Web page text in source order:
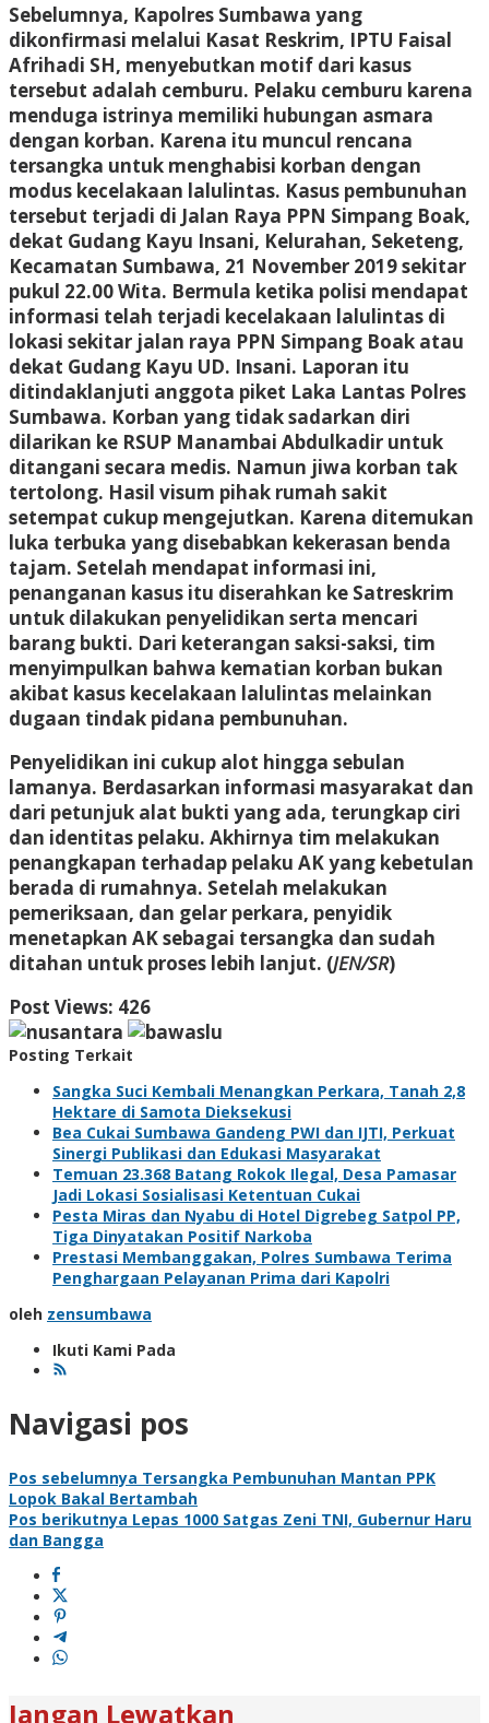
Sebelumnya, Kapolres Sumbawa yang
dikonfirmasi melalui Kasat Reskrim, IPTU Faisal
Afrihadi SH, menyebutkan motif dari kasus
tersebut adalah cemburu. Pelaku cemburu karena
menduga istrinya memiliki hubungan asmara
dengan korban. Karena itu muncul rencana
tersangka untuk menghabisi korban dengan
modus kecelakaan lalulintas. Kasus pembunuhan
tersebut terjadi di Jalan Raya PPN Simpang Boak,
dekat Gudang Kayu Insani, Kelurahan, Seketeng,
Kecamatan Sumbawa, 21 November 2019 sekitar
pukul 22.00 Wita. Bermula ketika polisi mendapat
informasi telah terjadi kecelakaan lalulintas di
lokasi sekitar jalan raya PPN Simpang Boak atau
dekat Gudang Kayu UD. Insani. Laporan itu
ditindaklanjuti anggota piket Laka Lantas Polres
Sumbawa. Korban yang tidak sadarkan diri
dilarikan ke RSUP Manambai Abdulkadir untuk
ditangani secara medis. Namun jiwa korban tak
tertolong. Hasil visum pihak rumah sakit
setempat cukup mengejutkan. Karena ditemukan
luka terbuka yang disebabkan kekerasan benda
tajam. Setelah mendapat informasi ini,
penanganan kasus itu diserahkan ke Satreskrim
untuk dilakukan penyelidikan serta mencari
barang bukti. Dari keterangan saksi-saksi, tim
menyimpulkan bahwa kematian korban bukan
akibat kasus kecelakaan lalulintas melainkan
dugaan tindak pidana pembunuhan.
Penyelidikan ini cukup alot hingga sebulan
lamanya. Berdasarkan informasi masyarakat dan
dari petunjuk alat bukti yang ada, terungkap ciri
dan identitas pelaku. Akhirnya tim melakukan
penangkapan terhadap pelaku AK yang kebetulan
berada di rumahnya. Setelah melakukan
pemeriksaan, dan gelar perkara, penyidik
menetapkan AK sebagai tersangka dan sudah
ditahan untuk proses lebih lanjut. (JEN/SR)
Post Views: 426
Posting Terkait
Sangka Suci Kembali Menangkan Perkara, Tanah 2,8
Hektare di Samota Dieksekusi
Bea Cukai Sumbawa Gandeng PWI dan IJTI, Perkuat
Sinergi Publikasi dan Edukasi Masyarakat
Temuan 23.368 Batang Rokok Ilegal, Desa Pamasar
Jadi Lokasi Sosialisasi Ketentuan Cukai
Pesta Miras dan Nyabu di Hotel Digrebeg Satpol PP,
Tiga Dinyatakan Positif Narkoba
Prestasi Membanggakan, Polres Sumbawa Terima
Penghargaan Pelayanan Prima dari Kapolri
oleh zensumbawa
Ikuti Kami Pada
Navigasi pos
Pos sebelumnya Tersangka Pembunuhan Mantan PPK
Lopok Bakal Bertambah
Pos berikutnya Lepas 1000 Satgas Zeni TNI, Gubernur Haru
dan Bangga
Jangan Lewatkan